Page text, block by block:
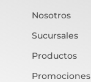
Nosotros
Sucursales
Productos
Promociones